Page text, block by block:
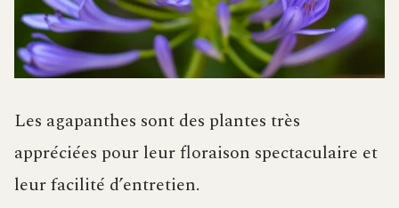
Les agapanthes sont des plantes très
appréciées pour leur floraison spectaculaire et
leur facilité d’entretien.